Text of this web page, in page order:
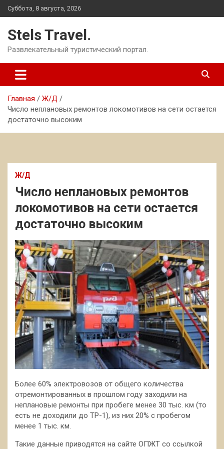
Перейти
к
Суббота, 8 августа, 2026
Stels Travel.
Развлекательный туристический портал.
Главная
Ж/Д
Число неплановых ремонтов локомотивов на сети остается
достаточно высоким
Ж/Д
Число неплановых ремонтов
локомотивов на сети остается
достаточно высоким
Более 60% электровозов от общего количества
отремонтированных в прошлом году заходили на
неплановые ремонты при пробеге менее 30 тыс. км (то
есть не доходили до ТР-1), из них 20% с пробегом
менее 1 тыс. км.
Такие данные приводятся на сайте ОПЖТ со ссылкой